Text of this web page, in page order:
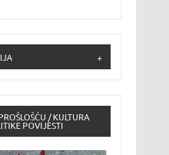
+
/ KULTURA
POVIJESTI